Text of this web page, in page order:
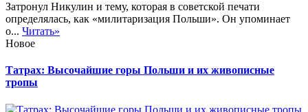
Затронул Никулин и тему, которая в советской печати
определялась, как «милитаризация Польши». Он упоминает
о... Читать»
Новое
Татрах: Высочайшие горы Польши и их живописные
тропы